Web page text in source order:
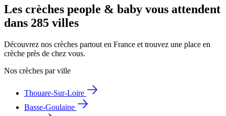
Les crèches people & baby vous attendent
dans 285 villes
Découvrez nos crèches partout en France et trouvez une place en
crèche près de chez vous.
Nos crèches par ville
Thouare-Sur-Loire
Basse-Goulaine